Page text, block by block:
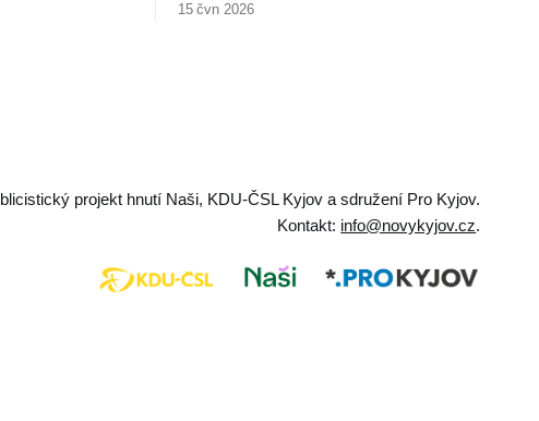
15 čvn 2026
projekt hnutí Naši, KDU-ČSL Kyjov a sdružení Pro Kyjov.
Kontakt: info@novykyjov.cz.